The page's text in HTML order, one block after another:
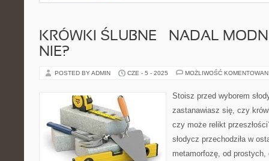
KRÓWKI ŚLUBNE – NADAL
NIE?
POSTED BY ADMIN CZE - 5 - 2025 MOŻLIWOŚĆ
Stoisz przed wyborem
zastanawiasz się, czy
czy może relikt
słodycz przechodziła w
metamorfozę, od